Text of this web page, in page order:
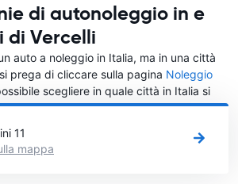
di autonoleggio in e
di Vercelli
auto a noleggio in Italia, ma in una città
prega di cliccare sulla pagina Noleggio
scegliere in quale città in Italia si
11
mappa